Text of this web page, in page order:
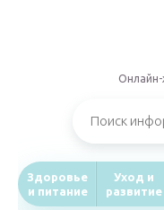
Онлайн-
Здоровье
и питание
Уход и
развитие